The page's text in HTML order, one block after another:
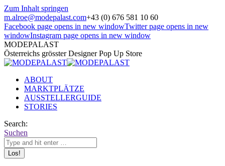
Zum Inhalt springen
m.alroe@modepalast.com+43 (0) 676 581 10 60
Facebook page opens in new windowTwitter page opens in new
windowInstagram page opens in new window
MODEPALAST
Österreichs grösster Designer Pop Up Store
ABOUT
MARKTPLÄTZE
AUSSTELLERGUIDE
STORIES
Search:
Suchen